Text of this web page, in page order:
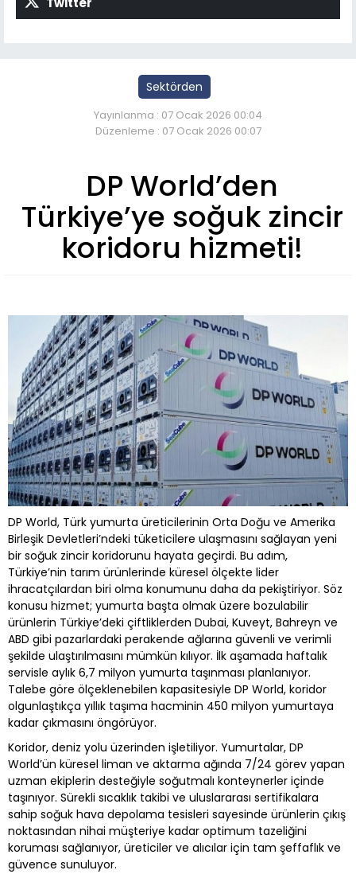
Sektörden
Yayınlanma : 07 Ocak 2026 00:04
Düzenleme : 07 Ocak 2026 00:07
DP World’den
Türkiye’ye soğuk zincir
koridoru hizmeti!
DP World, Türk yumurta üreticilerinin Orta Doğu ve Amerika
Birleşik Devletleri’ndeki tüketicilere ulaşmasını sağlayan yeni
bir soğuk zincir koridorunu hayata geçirdi. Bu adım,
Türkiye’nin tarım ürünlerinde küresel ölçekte lider
ihracatçılardan biri olma konumunu daha da pekiştiriyor. Söz
konusu hizmet; yumurta başta olmak üzere bozulabilir
ürünlerin Türkiye’deki çiftliklerden Dubai, Kuveyt, Bahreyn ve
ABD gibi pazarlardaki perakende ağlarına güvenli ve verimli
şekilde ulaştırılmasını mümkün kılıyor. İlk aşamada haftalık
servisle aylık 6,7 milyon yumurta taşınması planlanıyor.
Talebe göre ölçeklenebilen kapasitesiyle DP World, koridor
olgunlaştıkça yıllık taşıma hacminin 450 milyon yumurtaya
kadar çıkmasını öngörüyor.
Koridor, deniz yolu üzerinden işletiliyor. Yumurtalar, DP
World’ün küresel liman ve aktarma ağında 7/24 görev yapan
uzman ekiplerin desteğiyle soğutmalı konteynerler içinde
taşınıyor. Sürekli sıcaklık takibi ve uluslararası sertifikalara
sahip soğuk hava depolama tesisleri sayesinde ürünlerin çıkış
noktasından nihai müşteriye kadar optimum tazeliğini
koruması sağlanıyor, üreticiler ve alıcılar için tam şeffaflık ve
güvence sunuluyor.